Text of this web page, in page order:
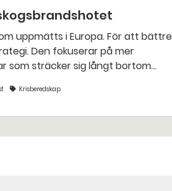
på mer
som sträcker sig långt bortom
Krisberedskap